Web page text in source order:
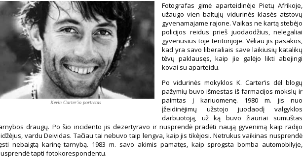
Kevin Carter'io portretas
Fotografas gimė aparteidinėje Pietų Afrikoje,
užaugo vien baltųjų vidurinės klasės atstovų
gyvenamajame rajone. Vaikas ne kartą stebėjo
policijos reidus prieš juodaodžius, nelegaliai
gyvenusius toje teritorijoje. Vėliau jis pasakos,
kad yra savo liberaliais save laikiusių katalikų
tėvų paklausęs, kaip jie galėjo likti abejingi
kovai su aparteidu.
Po vidurinės mokyklos K. Carter‘is dėl blogų
pažymių buvo išmestas iš farmacijos mokslų ir
paimtas į kariuomenę. 1980 m. jis nuo
įžeidinėjimų užstojo juodaodį valgyklos
darbuotoją, už ką buvo žiauriai sumuštas
draugų. Po šio incidento jis dezertyravo ir nusprendė pradėti naują gyvenimą kaip radijo
vardu Deividas. Tačiau tai nebuvo taip lengva, kaip jis tikėjosi. Netrukus vaikinas nusprendė
nebaigtą karinę tarnybą. 1983 m. savo akimis pamatęs, kaip sprogsta bomba automobilyje,
tapti fotokorespondentu.